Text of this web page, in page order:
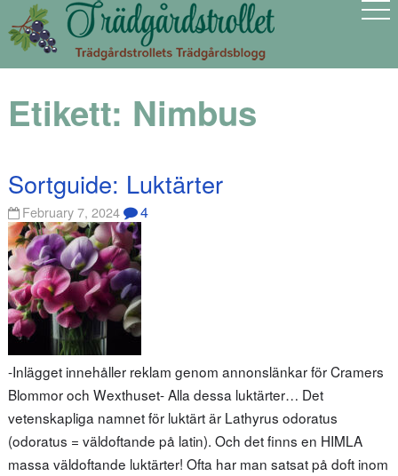
Etikett: Nimbus
Sortguide: Luktärter
February 7, 2024 4
-Inlägget innehåller reklam genom annonslänkar för Cramers
Blommor och Wexthuset- Alla dessa luktärter… Det
vetenskapliga namnet för luktärt är Lathyrus odoratus
(odoratus = väldoftande på latin). Och det finns en HIMLA
massa väldoftande luktärter! Ofta har man satsat på doft inom